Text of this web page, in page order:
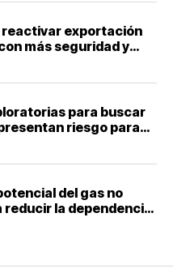
reactivar exportación
más seguridad y
para buscar
riesgo para
del gas no
reducir la dependencia